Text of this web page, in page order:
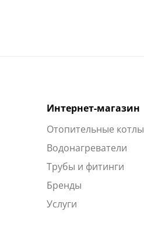
Интернет-магазин
Отопительные котлы
Водонагреватели
Трубы и фитинги
Бренды
Услуги